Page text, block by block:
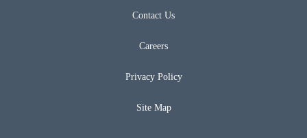
Contact Us
Careers
Privacy Policy
Site Map